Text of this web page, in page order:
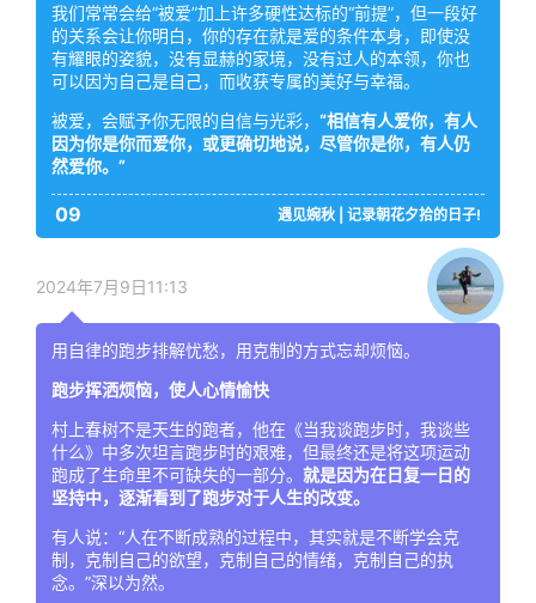
我们常常会给“被爱”加上许多硬性达标的“前提”，但一段好
的关系会让你明白，你的存在就是爱的条件本身，即使没
有耀眼的姿貌，没有显赫的家境，没有过人的本领，你也
可以因为自己是自己，而收获专属的美好与幸福。
被爱，会赋予你无限的自信与光彩，“相信有人爱你，有人
因为你是你而爱你，或更确切地说，尽管你是你，有人仍
然爱你。”
09 遇见婉秋 | 记录朝花夕拾的日子!
2024年7月9日11:13
用自律的跑步排解忧愁，用克制的方式忘却烦恼。
跑步挥洒烦恼，使人心情愉快
村上春树不是天生的跑者，他在《当我谈跑步时，我谈些
什么》中多次坦言跑步时的艰难，但最终还是将这项运动
跑成了生命里不可缺失的一部分。就是因为在日复一日的
坚持中，逐渐看到了跑步对于人生的改变。
有人说：“人在不断成熟的过程中，其实就是不断学会克
制，克制自己的欲望，克制自己的情绪，克制自己的执
念。”深以为然。